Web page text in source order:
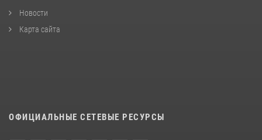
Новости
Карта сайта
ОФИЦИАЛЬНЫЕ СЕТЕВЫЕ РЕСУРСЫ